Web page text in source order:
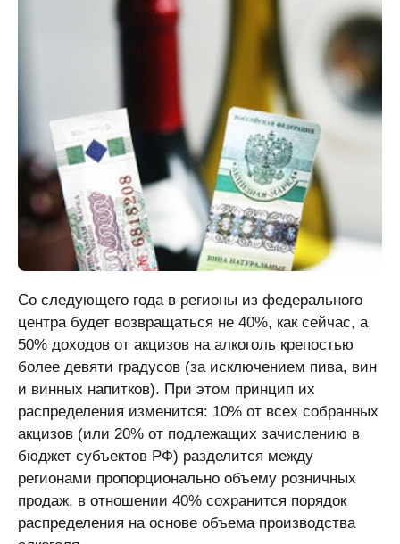
Со следующего года в регионы из федерального
центра будет возвращаться не 40%, как сейчас, а
50% доходов от акцизов на алкоголь крепостью
более девяти градусов (за исключением пива, вин
и винных напитков). При этом принцип их
распределения изменится: 10% от всех собранных
акцизов (или 20% от подлежащих зачислению в
бюджет субъектов РФ) разделится между
регионами пропорционально объему розничных
продаж, в отношении 40% сохранится порядок
распределения на основе объема производства